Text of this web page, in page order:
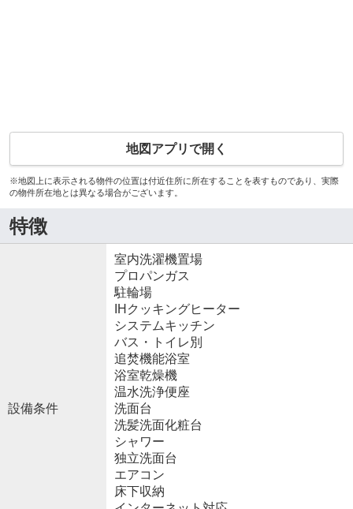
地図アプリで開く
※地図上に表示される物件の位置は付近住所に所在することを表すものであり、実際
の物件所在地とは異なる場合がございます。
特徴
設備条件
室内洗濯機置場
プロパンガス
駐輪場
IHクッキングヒーター
システムキッチン
バス・トイレ別
追焚機能浴室
浴室乾燥機
温水洗浄便座
洗面台
洗髪洗面化粧台
シャワー
独立洗面台
エアコン
床下収納